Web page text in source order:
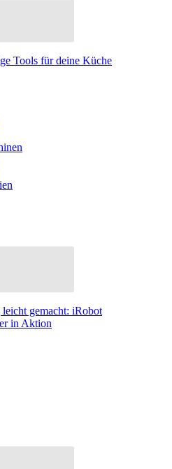
Tools für deine Küche
gemacht: iRobot
in Aktion